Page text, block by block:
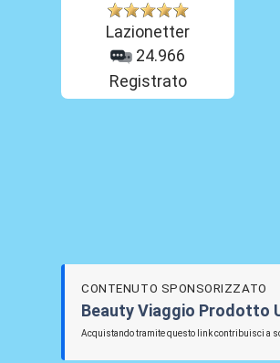
Lazionetter
24.966
Registrato
CONTENUTO SPONSORIZZATO
Beauty Viaggio Prodotto
Acquistando tramite questo link contribuisci a